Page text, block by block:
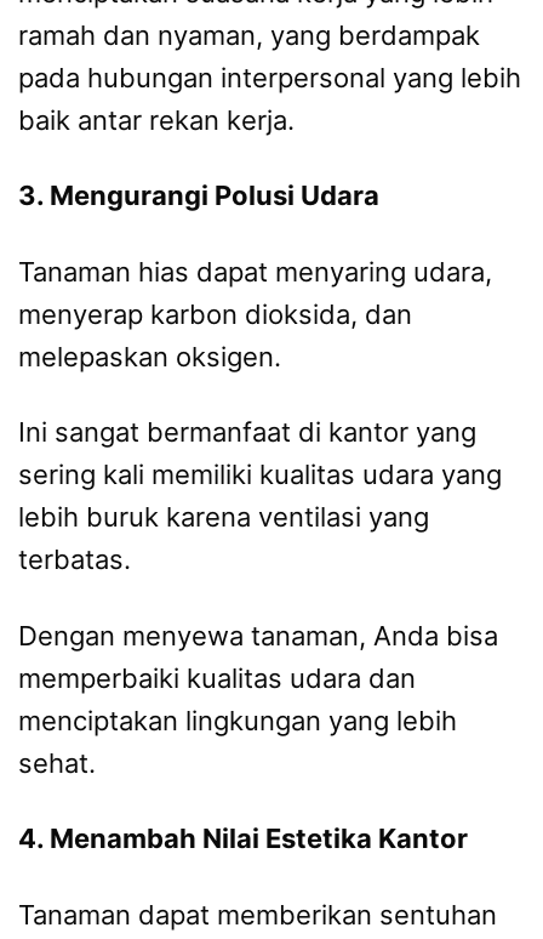
ramah dan nyaman, yang berdampak
pada hubungan interpersonal yang lebih
baik antar rekan kerja.
3. Mengurangi Polusi Udara
Tanaman hias dapat menyaring udara,
menyerap karbon dioksida, dan
melepaskan oksigen.
Ini sangat bermanfaat di kantor yang
sering kali memiliki kualitas udara yang
lebih buruk karena ventilasi yang
terbatas.
Dengan menyewa tanaman, Anda bisa
memperbaiki kualitas udara dan
menciptakan lingkungan yang lebih
sehat.
4. Menambah Nilai Estetika Kantor
Tanaman dapat memberikan sentuhan